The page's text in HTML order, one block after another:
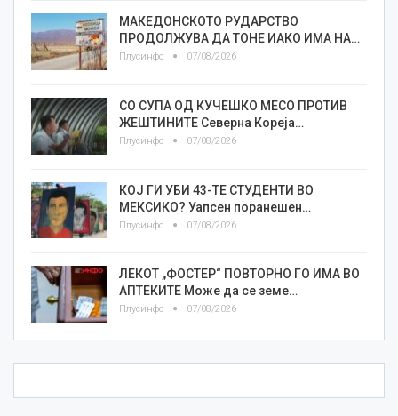
МАКЕДОНСКОТО РУДАРСТВО
ПРОДОЛЖУВА ДА ТОНЕ ИАКО ИМА НА…
Плусинфо 07/08/2026
СО СУПА ОД КУЧЕШКО МЕСО ПРОТИВ
ЖЕШТИНИТЕ Северна Кореја…
Плусинфо 07/08/2026
КОЈ ГИ УБИ 43-ТЕ СТУДЕНТИ ВО
МЕКСИКО? Уапсен поранешен…
Плусинфо 07/08/2026
ЛЕКОТ „ФОСТЕР“ ПОВТОРНО ГО ИМА ВО
АПТЕКИТЕ Може да се земе…
Плусинфо 07/08/2026